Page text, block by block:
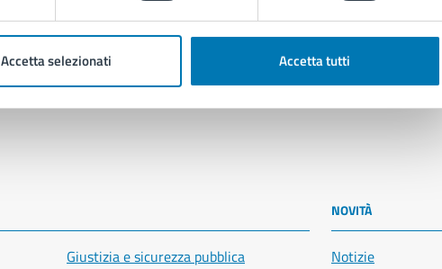
Accetta selezionati Accetta tutti
Giustizia e sicurezza pubblica
NOVITÀ
Notizie